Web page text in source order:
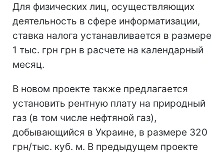
Для физических лиц, осуществляющих
деятельность в сфере информатизации,
ставка налога устанавливается в размере
1 тыс. грн грн в расчете на календарный
месяц.
В новом проекте также предлагается
установить рентную плату на природный
газ (в том числе нефтяной газ),
добывающийся в Украине, в размере 320
грн/тыс. куб. м. В предыдущем проекте